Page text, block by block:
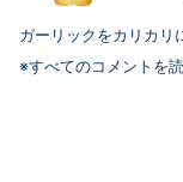
ガーリックをカリカリ
※すべてのコメントを